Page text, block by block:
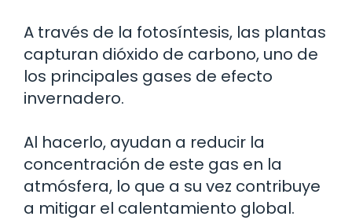
A través de la fotosíntesis, las plantas
capturan dióxido de carbono, uno de
los principales gases de efecto
invernadero.
Al hacerlo, ayudan a reducir la
concentración de este gas en la
atmósfera, lo que a su vez contribuye
a mitigar el calentamiento global.